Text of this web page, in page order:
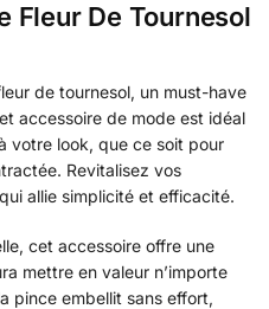
Fleur De Tournesol
de tournesol, un must-have
accessoire de mode est idéal
votre look, que ce soit pour
Revitalisez vos
allie simplicité et efficacité.
cet accessoire offre une
mettre en valeur n’importe
pince embellit sans effort,